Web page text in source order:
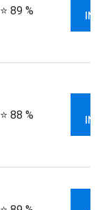
⭐ 89 %
⭐ 88 %